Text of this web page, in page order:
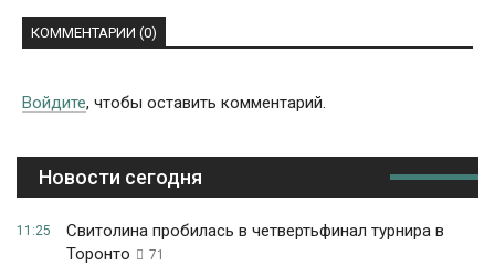
КОММЕНТАРИИ (0)
Войдите, чтобы оставить комментарий.
Новости сегодня
11:25
Свитолина пробилась в четвертьфинал турнира в
Торонто
71